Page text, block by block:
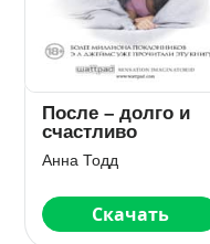
После – долго и
счастливо
Анна Тодд
Скачать